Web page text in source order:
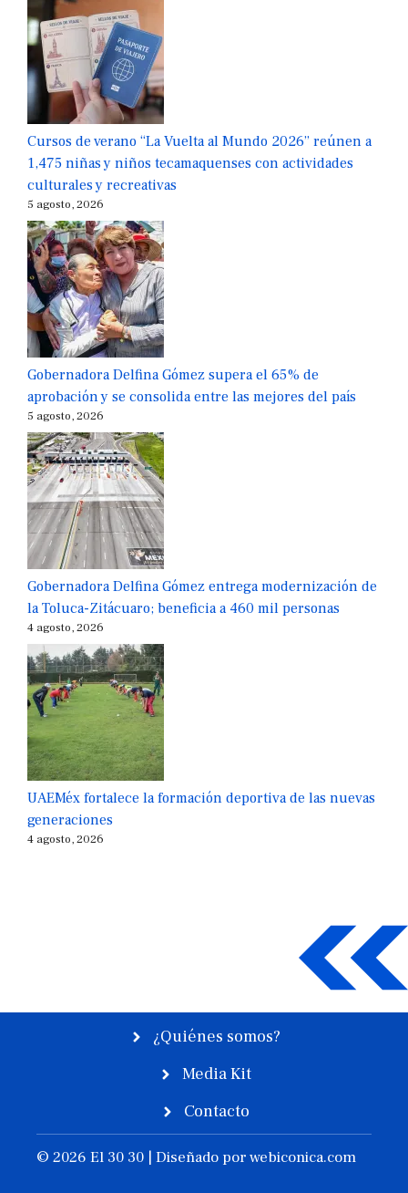
Cursos de verano “La Vuelta al Mundo 2026” reúnen a
1,475 niñas y niños tecamaquenses con actividades
culturales y recreativas
5 agosto, 2026
Gobernadora Delfina Gómez supera el 65% de
aprobación y se consolida entre las mejores del país
5 agosto, 2026
Gobernadora Delfina Gómez entrega modernización de
la Toluca-Zitácuaro; beneficia a 460 mil personas
4 agosto, 2026
UAEMéx fortalece la formación deportiva de las nuevas
generaciones
4 agosto, 2026
¿Quiénes somos?
Media Kit
Contacto
© 2026 El 30 30 | Diseñado porwebiconica.com